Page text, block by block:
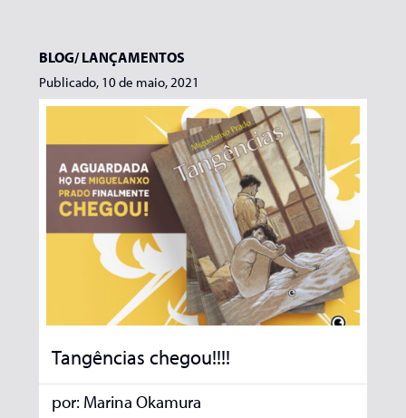
BLOG/LANÇAMENTOS
Publicado, 10 de maio, 2021
Tangências chegou!!!!
por: Marina Okamura